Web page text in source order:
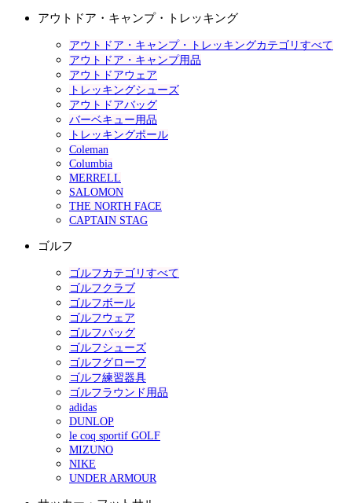
アウトドア・キャンプ・トレッキング
アウトドア・キャンプ・トレッキングカテゴリすべて
アウトドア・キャンプ用品
アウトドアウェア
トレッキングシューズ
アウトドアバッグ
バーベキュー用品
トレッキングポール
Coleman
Columbia
MERRELL
SALOMON
THE NORTH FACE
CAPTAIN STAG
ゴルフ
ゴルフカテゴリすべて
ゴルフクラブ
ゴルフボール
ゴルフウェア
ゴルフバッグ
ゴルフシューズ
ゴルフグローブ
ゴルフ練習器具
ゴルフラウンド用品
adidas
DUNLOP
le coq sportif GOLF
MIZUNO
NIKE
UNDER ARMOUR